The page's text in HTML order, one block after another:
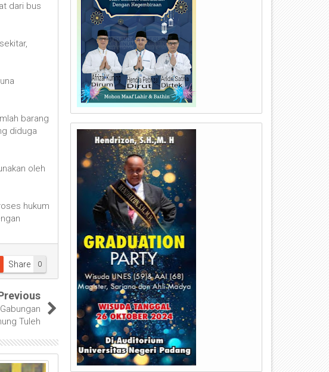
dari bus
barang
diduga
oleh
hukum
0
Share
Tuleh
24 23